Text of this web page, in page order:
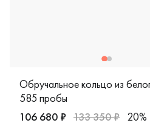
Обручальное кольцо из
585 пробы
106 680 ₽ 133 350 ₽ 20%